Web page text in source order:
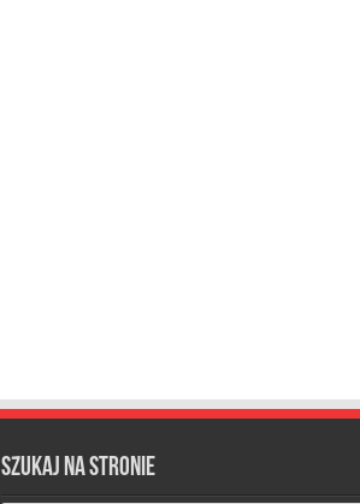
Szukaj na stronie